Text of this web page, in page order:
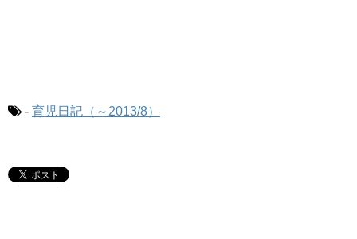
- 育児日記（～2013/8）